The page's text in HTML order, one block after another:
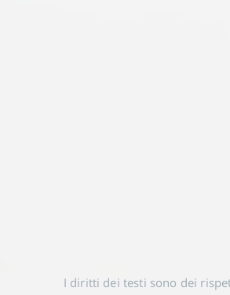
I diritti dei testi sono dei